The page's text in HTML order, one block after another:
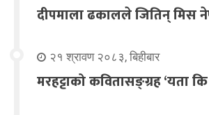
दीपमाला ढकालले जितिन् मिस
२१ श्रावण २०८३, बिहीबार
मरहट्टाको कवितासङ्ग्रह ‘यता